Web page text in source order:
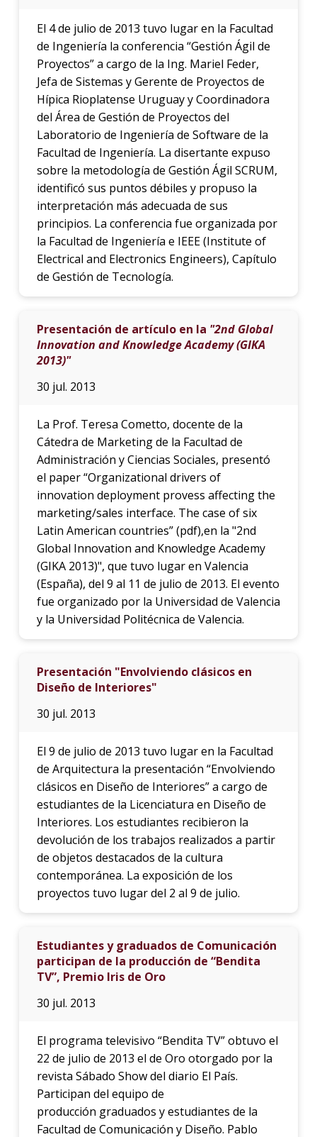
El 4 de julio de 2013 tuvo lugar en la Facultad
de Ingeniería la conferencia “Gestión Ágil de
Proyectos” a cargo de la Ing. Mariel Feder,
Jefa de Sistemas y Gerente de Proyectos de
Hípica Rioplatense Uruguay y Coordinadora
del Área de Gestión de Proyectos del
Laboratorio de Ingeniería de Software de la
Facultad de Ingeniería. La disertante expuso
sobre la metodología de Gestión Ágil SCRUM,
identificó sus puntos débiles y propuso la
interpretación más adecuada de sus
principios. La conferencia fue organizada por
la Facultad de Ingeniería e IEEE (Institute of
Electrical and Electronics Engineers), Capítulo
de Gestión de Tecnología.
Presentación de artículo en la "2nd Global
Innovation and Knowledge Academy (GIKA
2013)"
30 jul. 2013
La Prof. Teresa Cometto, docente de la
Cátedra de Marketing de la Facultad de
Administración y Ciencias Sociales, presentó
el paper “Organizational drivers of
innovation deployment provess affecting the
marketing/sales interface. The case of six
Latin American countries” (pdf),en la "2nd
Global Innovation and Knowledge Academy
(GIKA 2013)", que tuvo lugar en Valencia
(España), del 9 al 11 de julio de 2013. El evento
fue organizado por la Universidad de Valencia
y la Universidad Politécnica de Valencia.
Presentación "Envolviendo clásicos en
Diseño de Interiores"
30 jul. 2013
El 9 de julio de 2013 tuvo lugar en la Facultad
de Arquitectura la presentación “Envolviendo
clásicos en Diseño de Interiores” a cargo de
estudiantes de la Licenciatura en Diseño de
Interiores. Los estudiantes recibieron la
devolución de los trabajos realizados a partir
de objetos destacados de la cultura
contemporánea. La exposición de los
proyectos tuvo lugar del 2 al 9 de julio.
Estudiantes y graduados de Comunicación
participan de la producción de “Bendita
TV”, Premio Iris de Oro
30 jul. 2013
El programa televisivo “Bendita TV” obtuvo el
22 de julio de 2013 el de Oro otorgado por la
revista Sábado Show del diario El País.
Participan del equipo de
producción graduados y estudiantes de la
Facultad de Comunicación y Diseño. Pablo